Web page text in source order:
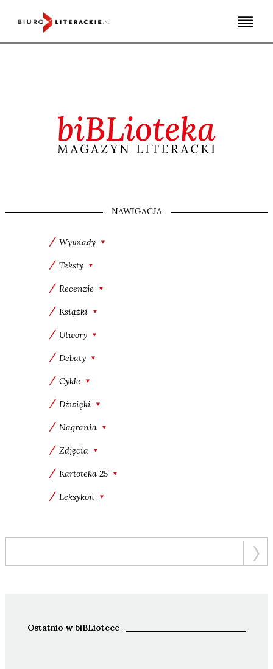
NAWIGACJA
Wywiady
Teksty
Recenzje
Książki
Utwory
Debaty
Cykle
Dźwięki
Nagrania
Zdjęcia
Kartoteka 25
Leksykon
Ostatnio w biBLiotece